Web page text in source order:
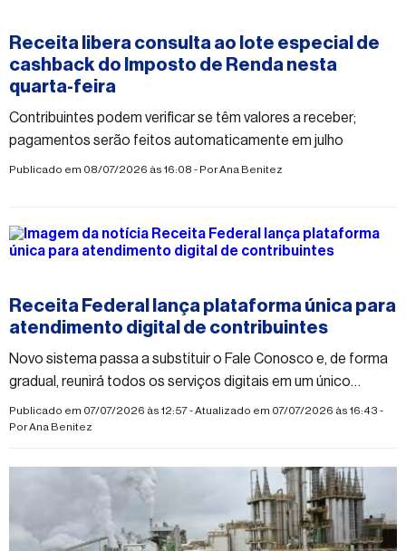
Receita libera consulta ao lote especial de
cashback do Imposto de Renda nesta
quarta-feira
Contribuintes podem verificar se têm valores a receber;
pagamentos serão feitos automaticamente em julho
Publicado em 08/07/2026 às 16:08 - PorAna Benitez
Receita Federal lança plataforma única para
atendimento digital de contribuintes
Novo sistema passa a substituir o Fale Conosco e, de forma
gradual, reunirá todos os serviços digitais em um único
ambiente
Publicado em 07/07/2026 às 12:57 - Atualizado em 07/07/2026 às 16:43 -
PorAna Benitez